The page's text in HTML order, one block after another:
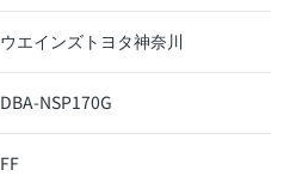
ウエインズトヨタ神奈川
DBA-NSP170G
FF